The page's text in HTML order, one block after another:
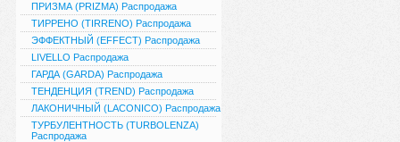
ПРИЗМА (PRIZMA) Распродажа
ТИРРЕНО (TIRRENO) Распродажа
ЭФФЕКТНЫЙ (EFFECT) Распродажа
LIVELLO Распродажа
ГАРДА (GARDA) Распродажа
ТЕНДЕНЦИЯ (TREND) Распродажа
ЛАКОНИЧНЫЙ (LACONICO) Распродажа
ТУРБУЛЕНТНОСТЬ (TURBOLENZA)
Распродажа